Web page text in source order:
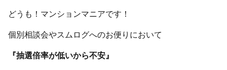
どうも！マンションマニアです！
個別相談会やスムログへのお便りにおいて
『抽選倍率が低いから不安』